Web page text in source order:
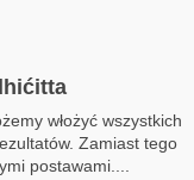
włożyć wszystkich
Zamiast tego
postawami....